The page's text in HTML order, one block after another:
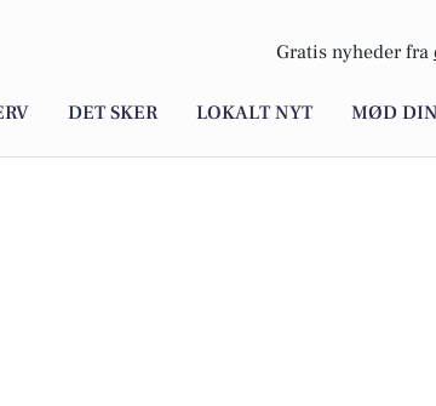
Gratis nyheder fra
DET SKER LOKALT NYT MØD